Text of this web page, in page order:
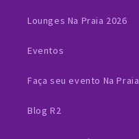
Lounges Na Praia 2026
Eventos
Faça seu evento Na Praia
Blog R2